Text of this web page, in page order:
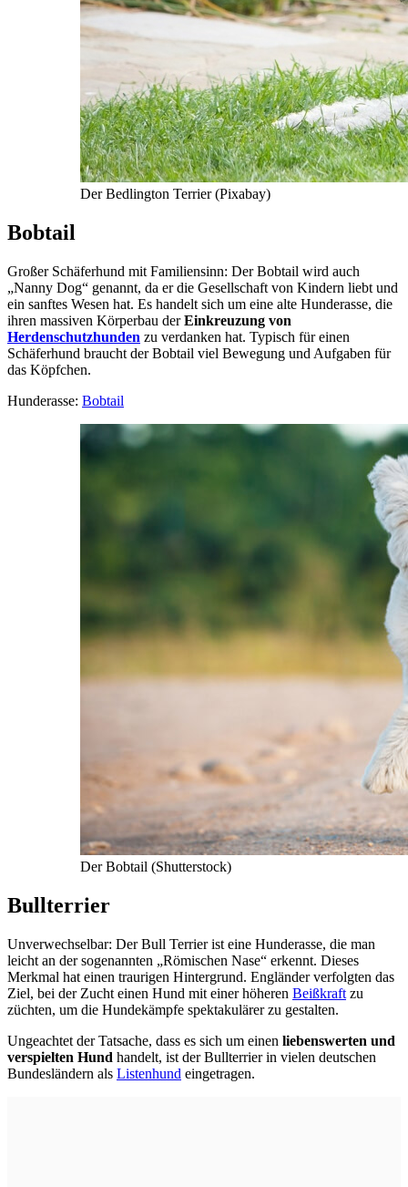
Der Bedlington Terrier (Pixabay)
Bobtail
Großer Schäferhund mit Familiensinn: Der Bobtail wird auch
„Nanny Dog“ genannt, da er die Gesellschaft von Kindern liebt und
ein sanftes Wesen hat. Es handelt sich um eine alte Hunderasse, die
ihren massiven Körperbau derEinkreuzung von
Herdenschutzhunden zu verdanken hat. Typisch für einen
Schäferhund braucht der Bobtail viel Bewegung und Aufgaben für
das Köpfchen.
Hunderasse: Bobtail
Der Bobtail (Shutterstock)
Bullterrier
Unverwechselbar: Der Bull Terrier ist eine Hunderasse, die man
leicht an der sogenannten „Römischen Nase“ erkennt. Dieses
Merkmal hat einen traurigen Hintergrund. Engländer verfolgten das
Ziel, bei der Zucht einen Hund mit einer höheren Beißkraft zu
züchten, um die Hundekämpfe spektakulärer zu gestalten.
Ungeachtet der Tatsache, dass es sich um einen liebenswerten und
verspielten Hund handelt, ist der Bullterrier in vielen deutschen
Bundesländern als Listenhund eingetragen.